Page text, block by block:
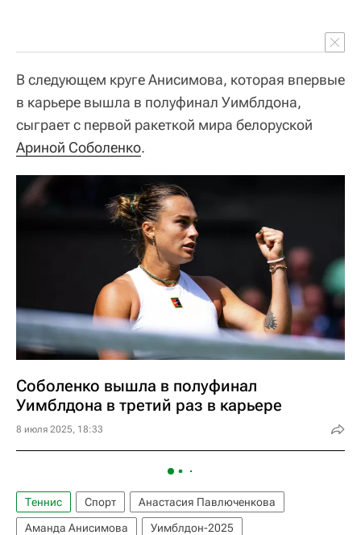
В следующем круге Анисимова, которая впервые
в карьере вышла в полуфинал Уимблдона,
сыграет с первой ракеткой мира белоруской
Ариной Соболенко.
Соболенко вышла в полуфинал
Уимблдона в третий раз в карьере
8 июля 2025, 18:33
Теннис Спорт
Анастасия Павлюченкова
Аманда Анисимова
Уимблдон-2025